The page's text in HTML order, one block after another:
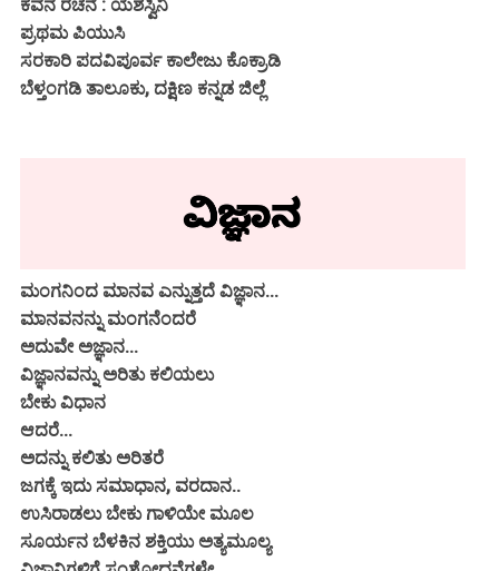
ಕವನ ರಚನೆ : ಯಶಸ್ವಿನಿ
ಪ್ರಥಮ ಪಿಯುಸಿ
ಸರಕಾರಿ ಪದವಿಪೂರ್ವ ಕಾಲೇಜು ಕೊಕ್ರಾಡಿ
ಬೆಳ್ತಂಗಡಿ ತಾಲೂಕು, ದಕ್ಷಿಣ ಕನ್ನಡ ಜಿಲ್ಲೆ
ಮಂಗನಿಂದ ಮಾನವ ಎನ್ನುತ್ತದೆ ವಿಜ್ಞಾನ...
ಮಾನವನನ್ನು ಮಂಗನೆಂದರೆ
ಅದುವೇ ಅಜ್ಞಾನ...
ವಿಜ್ಞಾನವನ್ನು ಅರಿತು ಕಲಿಯಲು
ಬೇಕು ವಿಧಾನ
ಆದರೆ...
ಅದನ್ನು ಕಲಿತು ಅರಿತರೆ
ಜಗಕ್ಕೆ ಇದು ಸಮಾಧಾನ, ವರದಾನ..
ಉಸಿರಾಡಲು ಬೇಕು ಗಾಳಿಯೇ ಮೂಲ
ಸೂರ್ಯನ ಬೆಳಕಿನ ಶಕ್ತಿಯು ಅತ್ಯಮೂಲ್ಯ